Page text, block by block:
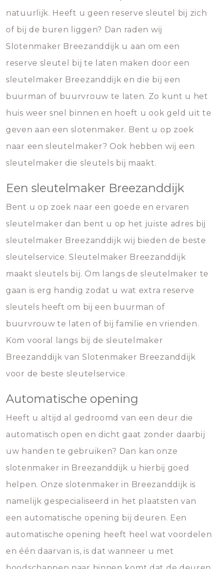
natuurlijk. Heeft u geen reserve sleutel bij zich
of bij de buren liggen? Dan raden wij
Slotenmaker Breezanddijk u aan om een
reserve sleutel bij te laten maken door een
sleutelmaker Breezanddijk en die bij een
buurman of buurvrouw te laten. Zo kunt u het
huis weer snel binnen en hoeft u ook geld uit te
geven aan een slotenmaker. Bent u op zoek
naar een sleutelmaker? Ook hebben wij een
sleutelmaker die sleutels bij maakt.
Een sleutelmaker Breezanddijk
Bent u op zoek naar een goede en ervaren
sleutelmaker dan bent u op het juiste adres bij
sleutelmaker Breezanddijk wij bieden de beste
sleutelservice. Sleutelmaker Breezanddijk
maakt sleutels bij. Om langs de sleutelmaker te
gaan is erg handig zodat u wat extra reserve
sleutels heeft om bij een buurman of
buurvrouw te laten of bij familie en vrienden.
Kom vooral langs bij de sleutelmaker
Breezanddijk van Slotenmaker Breezanddijk
voor de beste sleutelservice.
Automatische opening
Heeft u altijd al gedroomd van een deur die
automatisch open en dicht gaat zonder daarbij
uw handen te gebruiken? Dan kan onze
slotenmaker in Breezanddijk u hierbij goed
helpen. Onze slotenmaker in Breezanddijk is
namelijk gespecialiseerd in het plaatsten van
een automatische opening bij deuren. Een
automatische opening heeft heel wat voordelen
en één daarvan is, is dat wanneer u met